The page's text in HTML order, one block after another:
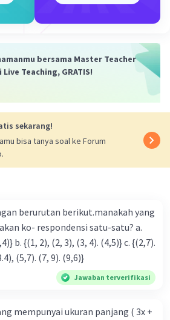
menggunakan tanda +.
x (-2)]
(5 x 2)]
menggunakan tanda -.
(-2)]
tersebut menggunakan sifat
bersama Master Teacher
Live Teaching, GRATIS!
sekarang!
bisa tanya soal ke Forum
berurutan berikut.manakah yang
satu-satu? a.
{(2,7).
(8,7)} d. {(3.4), (5,7). (7, 9). (9,6)}
Jawaban terverifikasi
mempunyai ukuran panjang ( 3x +